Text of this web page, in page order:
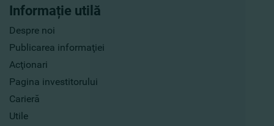
Informație utilă
Despre noi
Publicarea informaţiei
Acţionari
Pagina investitorului
Carieră
Utile